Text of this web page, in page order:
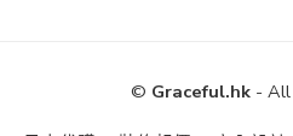
© Graceful.hk- All